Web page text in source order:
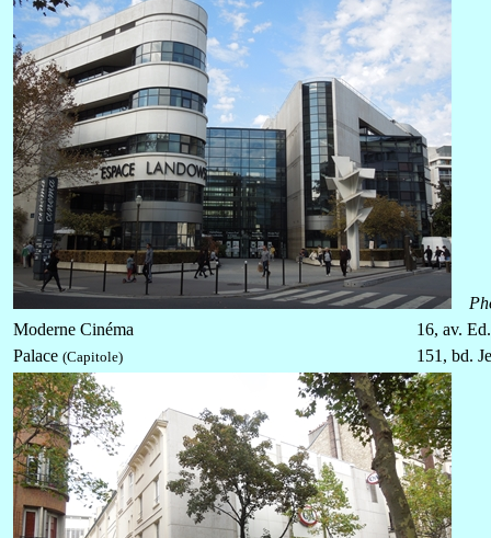
Moderne Cinéma
16, av.
Palace (Capitole) 151, bd.